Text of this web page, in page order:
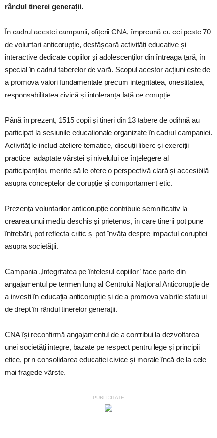
rândul tinerei generații.
În cadrul acestei campanii, ofițerii CNA, împreună cu cei peste 70
de voluntari anticorupție, desfășoară activități educative și
interactive dedicate copiilor și adolescenților din întreaga țară, în
special în cadrul taberelor de vară. Scopul acestor acțiuni este de
a promova valori fundamentale precum integritatea, onestitatea,
responsabilitatea civică și intoleranța față de corupție.
Până în prezent, 1515 copii și tineri din 13 tabere de odihnă au
participat la sesiunile educaționale organizate în cadrul campaniei.
Activitățile includ ateliere tematice, discuții libere și exerciții
practice, adaptate vârstei și nivelului de înțelegere al
participanților, menite să le ofere o perspectivă clară și accesibilă
asupra conceptelor de corupție și comportament etic.
Prezența voluntarilor anticorupție contribuie semnificativ la
crearea unui mediu deschis și prietenos, în care tinerii pot pune
întrebări, pot reflecta critic și pot învăța despre impactul corupției
asupra societății.
Campania „Integritatea pe înțelesul copiilor” face parte din
angajamentul pe termen lung al Centrului Național Anticorupție de
a investi în educația anticorupție și de a promova valorile statului
de drept în rândul tinerelor generații.
CNA își reconfirmă angajamentul de a contribui la dezvoltarea
unei societăți integre, bazate pe respect pentru lege și principii
etice, prin consolidarea educației civice și morale încă de la cele
mai fragede vârste.
PUBLICITATE